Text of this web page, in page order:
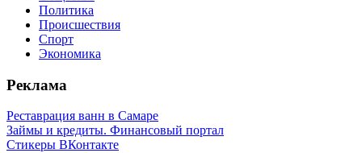
Политика
Происшествия
Спорт
Экономика
Реклама
Реставрация ванн в Самаре
Займы и кредиты. Финансовый портал
Стикеры ВКонтакте